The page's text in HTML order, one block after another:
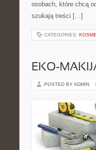
osobach, które chcą
szukają treści […]
CATEGORIES:
EKO-
POSTED BY ADMIN